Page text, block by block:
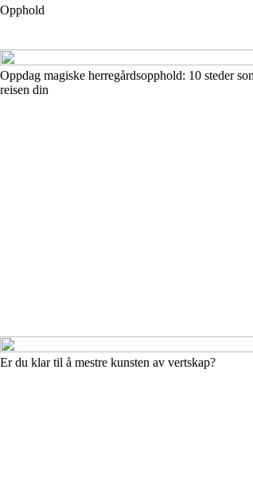
Opphold
Oppdag magiske herregårdsopphold: 10 steder
reisen din
Er du klar til å mestre kunsten av vertskap?